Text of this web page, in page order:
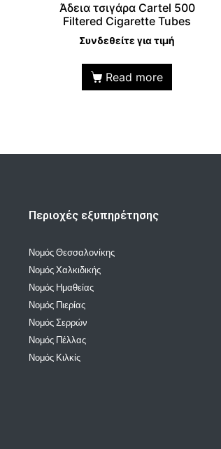
Άδεια τσιγάρα Cartel 500
Filtered Cigarette Tubes
Συνδεθείτε για τιμή
Read more
Περιοχές εξυπηρέτησης
Νομός Θεσσαλονίκης
Νομός Χαλκιδικής
Νομός Ημαθείας
Νομός Πιερίας
Νομός Σερρών
Νομός Πέλλας
Νομός Κιλκίς